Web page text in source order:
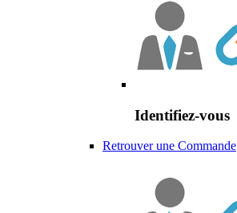
Identifiez-vous
Retrouver une Commande